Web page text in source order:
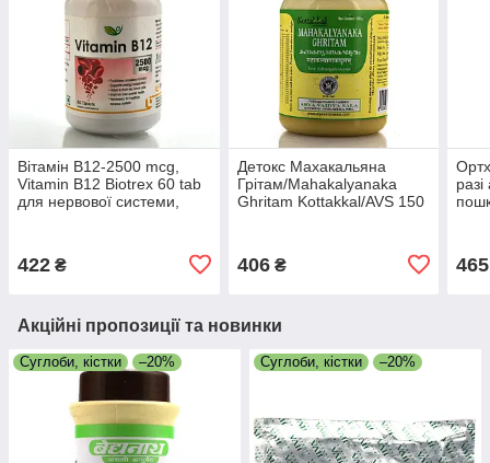
Вітамін B12-2500 mcg,
Vitamin B12 Biotrex 60 tab
для нервової системи,
422 ₴
Детокс Махакальяна
Грітам/Mahakalyanaka
Ghritam Kottakkal/AVS 150
406₴ 465
Акційні пропозиції та новинки
Суглоби, кістки –20% Суглоби, кістки –20%